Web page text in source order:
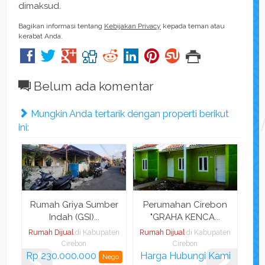
dimaksud.
Bagikan informasi tentang Kebijakan Privacy kepada teman atau
kerabat Anda.
Belum ada komentar
Mungkin Anda tertarik dengan properti berikut
ini:
Rumah Griya Sumber
Indah (GSI)...
Rumah Dijual di Kabupaten
Cirebon
Rp 230.000.000 Nego
Perumahan Cirebon
"GRAHA KENCA...
Rumah Dijual di Kabupaten
Cirebon
Harga Hubungi Kami